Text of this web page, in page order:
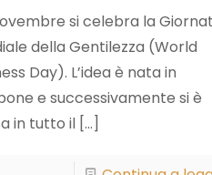
si celebra la
della Gentilezza (World
Day). L’idea è nata in
e successivamente si è
in tutto il[…]